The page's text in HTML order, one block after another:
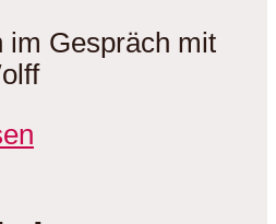
im Gespräch mit